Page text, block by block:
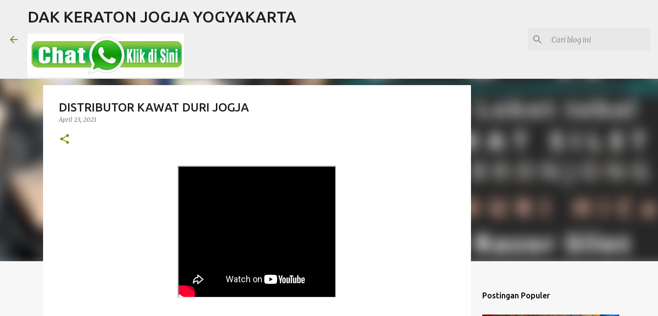
Langsung ke konten utama
DAK KERATON JOGJA YOGYAKARTA
DISTRIBUTOR KAWAT DURI JOGJA
April 23, 2021
Postingan Populer